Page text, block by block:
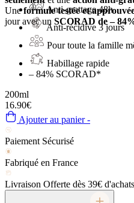
Uneformule testée et
jour avec un SCORAD de –
Anti-grattage 48h
Anti-récidive 3 jours
Pour toute la famille
Habillage rapide
– 84% SCORAD*
200ml
16.90€
Ajouter au panier -
Paiement Sécurisé
Fabriqué en France
Livraison Offerte dès 39€ d'achats